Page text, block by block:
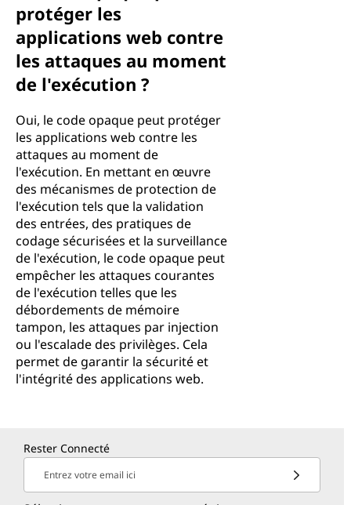
protéger les
applications web contre
les attaques au moment
de l'exécution ?
Oui, le code opaque peut protéger
les applications web contre les
attaques au moment de
l'exécution. En mettant en œuvre
des mécanismes de protection de
l'exécution tels que la validation
des entrées, des pratiques de
codage sécurisées et la surveillance
de l'exécution, le code opaque peut
empêcher les attaques courantes
de l'exécution telles que les
débordements de mémoire
tampon, les attaques par injection
ou l'escalade des privilèges. Cela
permet de garantir la sécurité et
l'intégrité des applications web.
Rester Connecté
Entrez votre email ici